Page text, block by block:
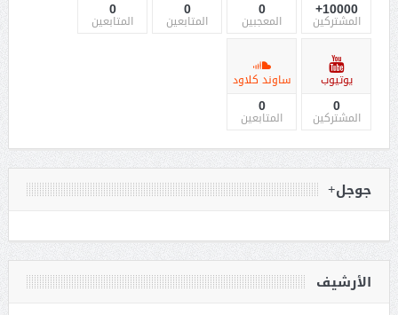
10000+
المشتركين
0
المعجبين
0
المتابعين
0
المتابعين
يوتيوب
0
المشتركين
ساوند كلاود
0
المتابعين
جوجل+
الأرشيف